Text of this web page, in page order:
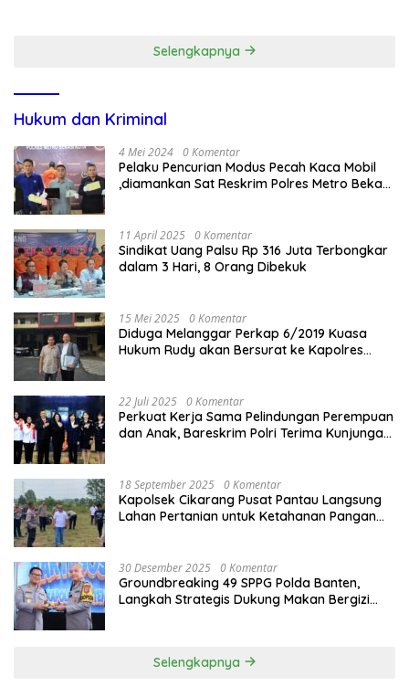
Selengkapnya
Hukum dan Kriminal
4 Mei 2024 0 Komentar
Pelaku Pencurian Modus Pecah Kaca Mobil
,diamankan Sat Reskrim Polres Metro Bekasi
11 April 2025 0 Komentar
Sindikat Uang Palsu Rp 316 Juta Terbongkar
dalam 3 Hari, 8 Orang Dibekuk
15 Mei 2025 0 Komentar
Diduga Melanggar Perkap 6/2019 Kuasa
Hukum Rudy akan Bersurat ke Kapolres
22 Juli 2025 0 Komentar
Perkuat Kerja Sama Pelindungan Perempuan
dan Anak, Bareskrim Polri Terima Kunjungan
18 September 2025 0 Komentar
Kapolsek Cikarang Pusat Pantau Langsung
Lahan Pertanian untuk Ketahanan Pangan
30 Desember 2025 0 Komentar
Groundbreaking 49 SPPG Polda Banten,
Langkah Strategis Dukung Makan Bergizi
Selengkapnya